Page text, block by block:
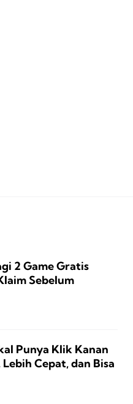
2 Game Gratis
Sebelum
Punya Klik Kanan
Cepat, dan Bisa